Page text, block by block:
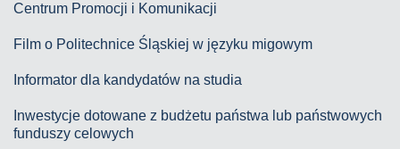
Centrum Promocji i Komunikacji
Film o Politechnice Śląskiej w języku migowym
Informator dla kandydatów na studia
Inwestycje dotowane z budżetu państwa lub państwowych
funduszy celowych